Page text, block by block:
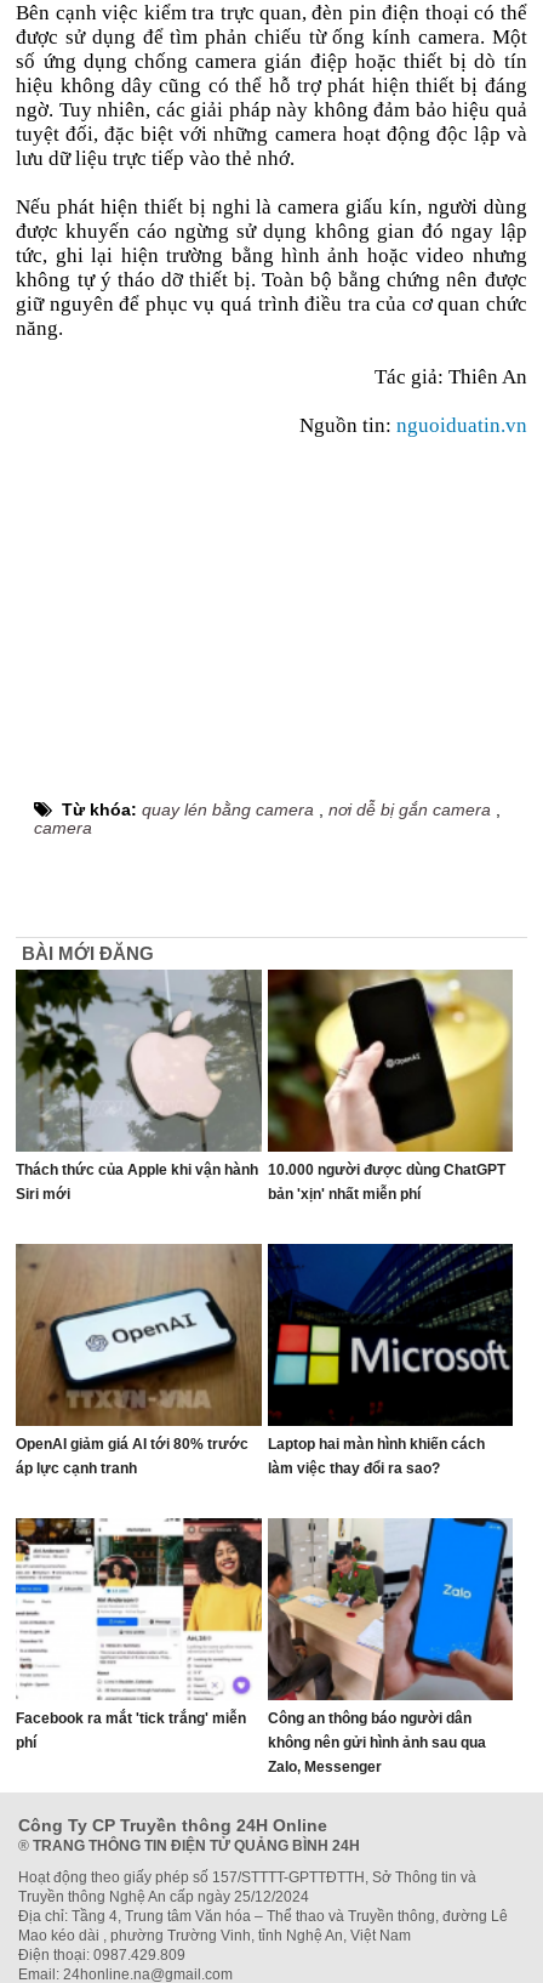
Bên cạnh việc kiểm tra trực quan, đèn pin điện thoại có thể
được sử dụng để tìm phản chiếu từ ống kính camera. Một
số ứng dụng chống camera gián điệp hoặc thiết bị dò tín
hiệu không dây cũng có thể hỗ trợ phát hiện thiết bị đáng
ngờ. Tuy nhiên, các giải pháp này không đảm bảo hiệu quả
tuyệt đối, đặc biệt với những camera hoạt động độc lập và
lưu dữ liệu trực tiếp vào thẻ nhớ.
Nếu phát hiện thiết bị nghi là camera giấu kín, người dùng
được khuyến cáo ngừng sử dụng không gian đó ngay lập
tức, ghi lại hiện trường bằng hình ảnh hoặc video nhưng
không tự ý tháo dỡ thiết bị. Toàn bộ bằng chứng nên được
giữ nguyên để phục vụ quá trình điều tra của cơ quan chức
năng.
Tác giả: Thiên An
Nguồn tin: nguoiduatin.vn
Từ khóa:quay lén bằng camera ,nơi dễ bị gắn camera
camera
BÀI MỚI ĐĂNG
Thách thức của Apple khi vận hành
Siri mới
10.000 người được dùng ChatGPT
bản 'xịn' nhất miễn phí
OpenAI giảm giá AI tới 80% trước
áp lực cạnh tranh
Laptop hai màn hình khiến cách
làm việc thay đổi ra sao?
Facebook ra mắt 'tick trắng' miễn
phí
Công an thông báo người dân
không nên gửi hình ảnh sau qua
Zalo, Messenger
Công Ty CP Truyền thông 24H Online
® TRANG THÔNG TIN ĐIỆN TỬ QUẢNG BÌNH 24H
Hoạt động theo giấy phép số 157/STTTT-GPTTĐTTH, Sở Thông tin và
Truyền thông Nghệ An cấp ngày 25/12/2024
Địa chỉ: Tầng 4, Trung tâm Văn hóa – Thể thao và Truyền thông, đường Lê
Mao kéo dài , phường Trường Vinh, tỉnh Nghệ An, Việt Nam
Điện thoại: 0987.429.809
Email: 24honline.na@gmail.com